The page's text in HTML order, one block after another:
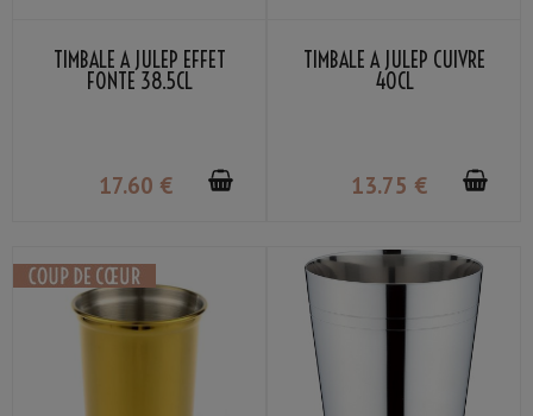
TIMBALE À JULEP EFFET
FONTE 38.5CL
17.60 €
TIMBALE À JULEP CUIVRE
40CL
13.75 €